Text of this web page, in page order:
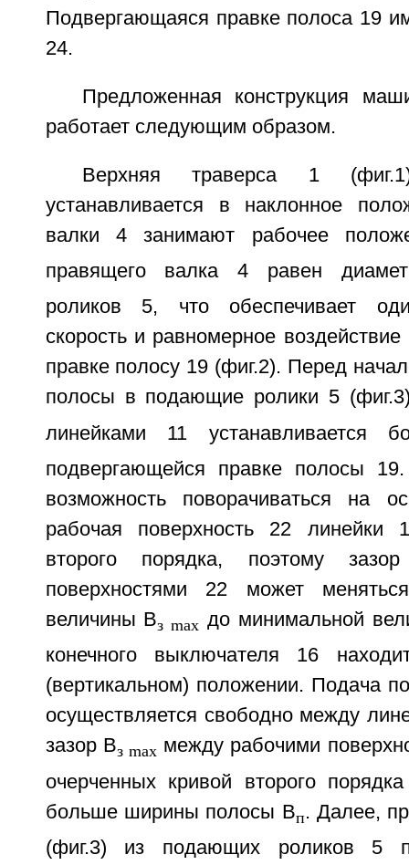
Подвергающаяся правке полоса 19
24.
Предложенная конструкция
работает следующим образом.
Верхняя траверса 1
устанавливается в наклонное
валки 4 занимают рабочее
правящего валка 4 равен
роликов 5, что обеспечивает
скорость и равномерное
правке полосу 19 (фиг.2). Перед
полосы в подающие ролики 5
линейками 11
подвергающейся правке полосы
возможность поворачиваться на
рабочая поверхность 22 линейки
второго порядка, поэтому
поверхностями 22 может
величины Вз max до минимальной
конечного выключателя 16
(вертикальном) положении. Подача
осуществляется свободно между
зазор Вз max между рабочими
очерченных кривой второго
больше ширины полосы Вп. Далее,
(фиг.3) из подающих роликов 5